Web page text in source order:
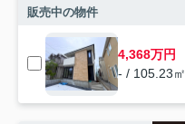
販売中の物件
4,368万円
- / 105.23